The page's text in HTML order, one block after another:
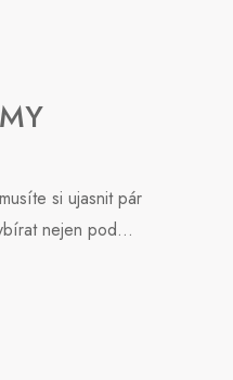
si ujasnit pár
nejen pod...